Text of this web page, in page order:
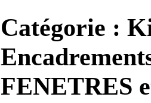
Catégorie :
FENETRES